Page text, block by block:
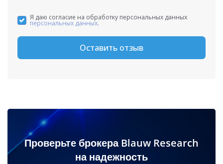
Я даю согласие на обработку персональных данных
персональных данных.
Оставить отзыв
Проверьте брокера Blauw Research
на надежность